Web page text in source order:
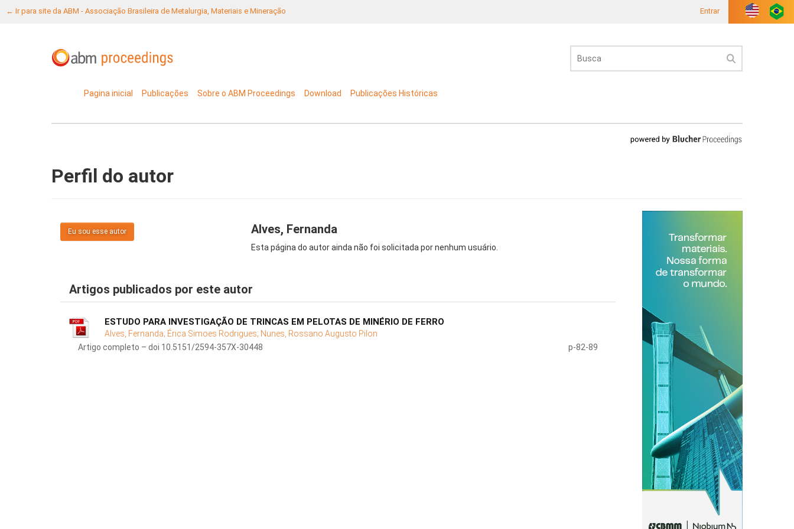
← Ir para site da ABM - Associação Brasileira de Metalurgia, Materiais e Mineração Entrar
Pagina inicial Publicações Sobre o ABM Proceedings Download Publicações Históricas
Perfil do autor
Eu sou esse autor Alves, Fernanda
Esta página do autor ainda não foi solicitada por nenhum usuário.
Artigos publicados por este autor
ESTUDO PARA INVESTIGAÇÃO DE TRINCAS EM PELOTAS DE MINÉRIO DE FERRO
Alves, Fernanda; Érica Simoes Rodrigues; Nunes, Rossano Augusto Pilon
Artigo completo – doi 10.5151/2594-357X-30448
p-82-89